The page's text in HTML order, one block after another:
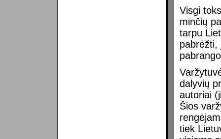
Visgi
minčių
tarpu
pabrėžti,
dalyvių
autoriai
Šios
tiek